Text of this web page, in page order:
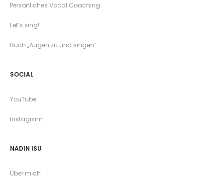
Persönliches Vocal Coaching
Let’s sing!
Buch „Augen zu und singen“
SOCIAL
YouTube
Instagram
NADIN ISU
Über mich